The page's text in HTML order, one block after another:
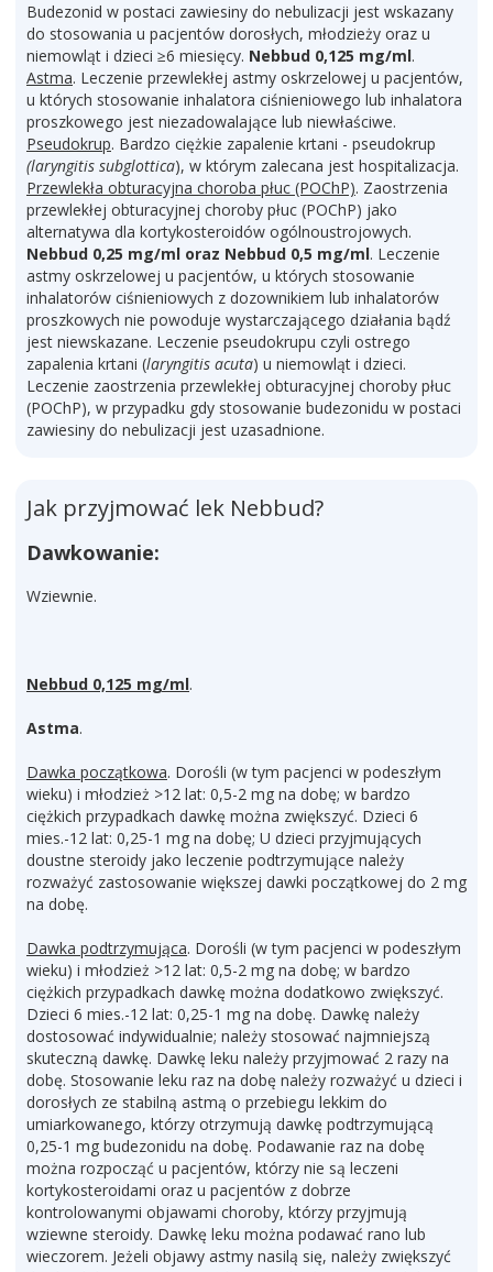
Budezonid w postaci zawiesiny do nebulizacji jest wskazany
do stosowania u pacjentów dorosłych, młodzieży oraz u
niemowląt i dzieci ≥6 miesięcy. Nebbud 0,125 mg/ml.
Astma. Leczenie przewlekłej astmy oskrzelowej u pacjentów,
u których stosowanie inhalatora ciśnieniowego lub inhalatora
proszkowego jest niezadowalające lub niewłaściwe.
Pseudokrup. Bardzo ciężkie zapalenie krtani - pseudokrup
(laryngitis subglottica), w którym zalecana jest hospitalizacja.
Przewlekła obturacyjna choroba płuc (POChP). Zaostrzenia
przewlekłej obturacyjnej choroby płuc (POChP) jako
alternatywa dla kortykosteroidów ogólnoustrojowych.
Nebbud 0,25 mg/ml oraz Nebbud 0,5 mg/ml. Leczenie
astmy oskrzelowej u pacjentów, u których stosowanie
inhalatorów ciśnieniowych z dozownikiem lub inhalatorów
proszkowych nie powoduje wystarczającego działania bądź
jest niewskazane. Leczenie pseudokrupu czyli ostrego
zapalenia krtani (laryngitis acuta) u niemowląt i dzieci.
Leczenie zaostrzenia przewlekłej obturacyjnej choroby płuc
(POChP), w przypadku gdy stosowanie budezonidu w postaci
zawiesiny do nebulizacji jest uzasadnione.
Jak przyjmować lek Nebbud?
Dawkowanie:
Wziewnie.
Nebbud 0,125 mg/ml.
Astma.
Dawka początkowa. Dorośli (w tym pacjenci w podeszłym
wieku) i młodzież >12 lat: 0,5-2 mg na dobę; w bardzo
ciężkich przypadkach dawkę można zwiększyć. Dzieci 6
mies.-12 lat: 0,25-1 mg na dobę; U dzieci przyjmujących
doustne steroidy jako leczenie podtrzymujące należy
rozważyć zastosowanie większej dawki początkowej do 2 mg
na dobę.
Dawka podtrzymująca. Dorośli (w tym pacjenci w podeszłym
wieku) i młodzież >12 lat: 0,5-2 mg na dobę; w bardzo
ciężkich przypadkach dawkę można dodatkowo zwiększyć.
Dzieci 6 mies.-12 lat: 0,25-1 mg na dobę. Dawkę należy
dostosować indywidualnie; należy stosować najmniejszą
skuteczną dawkę. Dawkę leku należy przyjmować 2 razy na
dobę. Stosowanie leku raz na dobę należy rozważyć u dzieci i
dorosłych ze stabilną astmą o przebiegu lekkim do
umiarkowanego, którzy otrzymują dawkę podtrzymującą
0,25-1 mg budezonidu na dobę. Podawanie raz na dobę
można rozpocząć u pacjentów, którzy nie są leczeni
kortykosteroidami oraz u pacjentów z dobrze
kontrolowanymi objawami choroby, którzy przyjmują
wziewne steroidy. Dawkę leku można podawać rano lub
wieczorem. Jeżeli objawy astmy nasilą się, należy zwiększyć